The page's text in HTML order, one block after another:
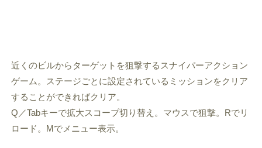
近くのビルからターゲットを狙撃するスナイパーアクション
ゲーム。ステージごとに設定されているミッションをクリア
することができればクリア。
Q／Tabキーで拡大スコープ切り替え。マウスで狙撃。Rでリ
ロード。Mでメニュー表示。